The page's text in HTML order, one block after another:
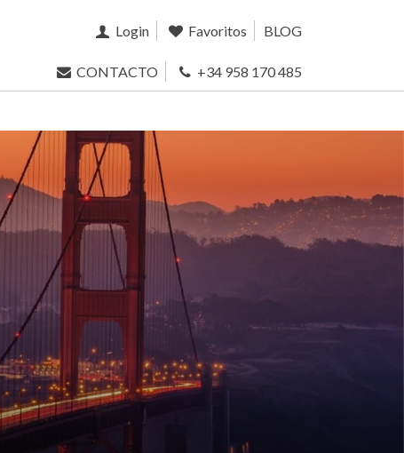
Login Favoritos BLOG
CONTACTO +34 958 170 485